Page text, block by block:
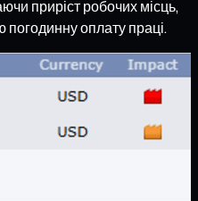
приріст робочих місць,
погодинну оплату праці.